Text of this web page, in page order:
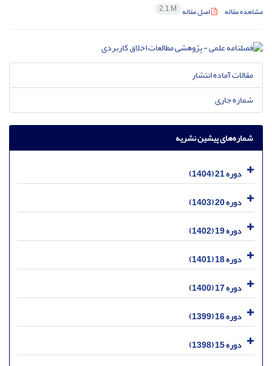
مشاهده مقاله اصل مقاله 2.1 M
مقالات آماده انتشار
شماره جاری
شماره‌های پیشین نشریه
دوره 21 (1404)
دوره 20 (1403)
دوره 19 (1402)
دوره 18 (1401)
دوره 17 (1400)
دوره 16 (1399)
دوره 15 (1398)